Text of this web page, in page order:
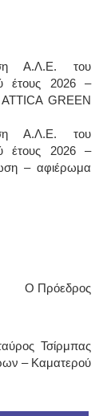
Α.Λ.Ε. του
έτους 2026 –
ATTICA GREEN
Α.Λ.Ε. του
έτους 2026 –
– αφιέρωμα
Ο Πρόεδρος
Τσίρμπας
– Καματερού